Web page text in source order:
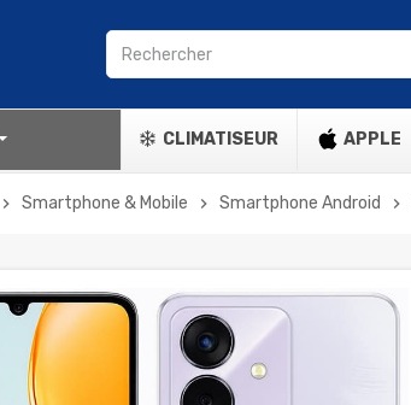
CLIMATISEUR APPLE
chevron_right Smartphone & Mobile chevron_right Smartphone Android chevron_right